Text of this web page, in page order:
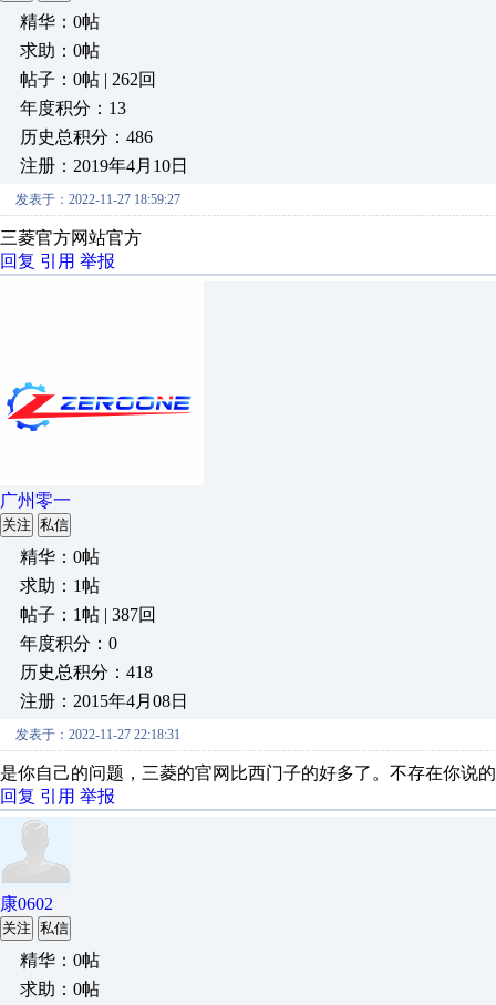
精华：0帖
求助：0帖
帖子：0帖 | 262回
年度积分：13
历史总积分：486
注册：2019年4月10日
发表于：2022-11-27 18:59:27
三菱官方网站官方
回复 引用 举报
广州零一
关注 私信
精华：0帖
求助：1帖
帖子：1帖 | 387回
年度积分：0
历史总积分：418
注册：2015年4月08日
发表于：2022-11-27 22:18:31
是你自己的问题，三菱的官网比西门子的好多了。不存在你说
回复 引用 举报
康0602
关注 私信
精华：0帖
求助：0帖